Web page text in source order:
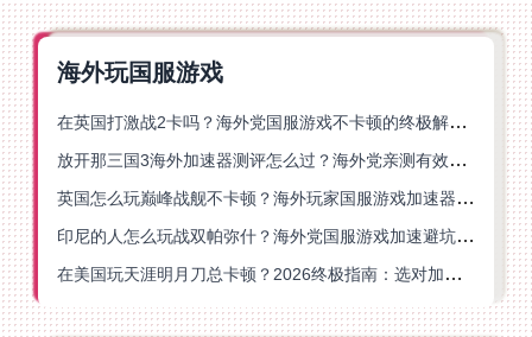
海外玩国服游戏
在英国打激战2卡吗？海外党国服游戏不卡顿的终极解决方案
放开那三国3海外加速器测评怎么过？海外党亲测有效的国服游戏加速指南
英国怎么玩巅峰战舰不卡顿？海外玩家国服游戏加速器终极指南
印尼的人怎么玩战双帕弥什？海外党国服游戏加速避坑指南
在美国玩天涯明月刀总卡顿？2026终极指南：选对加速器让你丝滑连招